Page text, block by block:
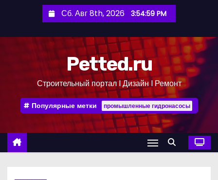
е
Сб. Авг 8th, 2026 3:55:00 PM
Petted.ru
Строительный портал l Дизайн l Ремонт
Популярные метки промышленные гидронасосы